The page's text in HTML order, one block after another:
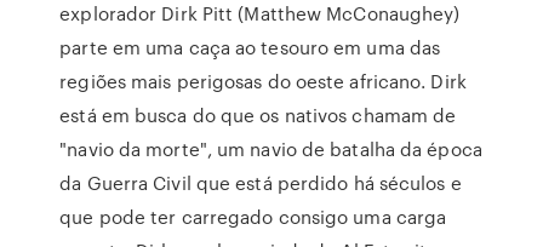
explorador Dirk Pitt (Matthew McConaughey)
parte em uma caça ao tesouro em uma das
regiões mais perigosas do oeste africano. Dirk
está em busca do que os nativos chamam de
"navio da morte", um navio de batalha da época
da Guerra Civil que está perdido há séculos e
que pode ter carregado consigo uma carga